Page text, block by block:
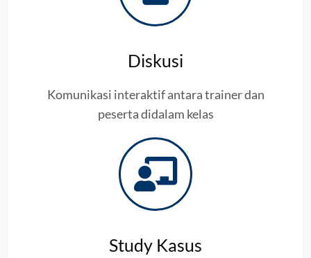
Diskusi
Komunikasi interaktif antara trainer dan
peserta didalam kelas
Study Kasus